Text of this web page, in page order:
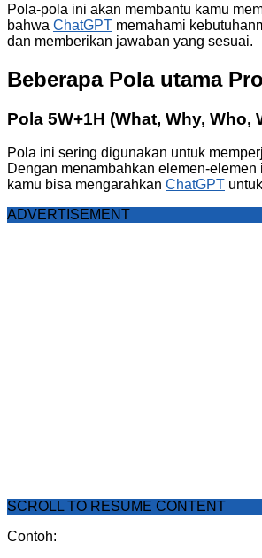
Pola-pola ini akan membantu kamu
bahwa ChatGPT memahami
dan memberikan jawaban yang sesuai.
Beberapa Pola utama
Pola 5W+1H (What, Why, Who,
Pola ini sering digunakan untuk
Dengan menambahkan elemen-elemen
kamu bisa mengarahkan ChatGPT
ADVERTISEMENT
SCROLL TO RESUME CONTENT
Contoh: